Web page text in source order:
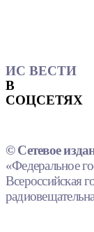
ИС ВЕСТИ
В
СОЦСЕТЯХ
© Сетевое
«Федеральное
Всероссийская